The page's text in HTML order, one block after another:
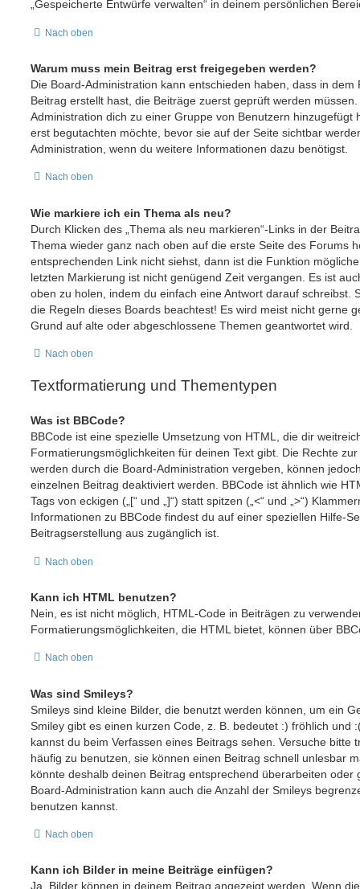
„Gespeicherte Entwürfe verwalten“ in deinem persönlichen
Nach oben
Warum muss mein Beitrag erst freigegeben werden?
Die Board-Administration kann entschieden haben, dass in
Beitrag erstellt hast, die Beiträge zuerst geprüft werden
Administration dich zu einer Gruppe von Benutzern hinzugefügt
erst begutachten möchte, bevor sie auf der Seite sichtbar
Administration, wenn du weitere Informationen dazu benötigst.
Nach oben
Wie markiere ich ein Thema als neu?
Durch Klicken des „Thema als neu markieren“-Links in der
Thema wieder ganz nach oben auf die erste Seite des Forums
entsprechenden Link nicht siehst, dann ist die Funktion
letzten Markierung ist nicht genügend Zeit vergangen. Es ist
oben zu holen, indem du einfach eine Antwort darauf schreibst.
die Regeln dieses Boards beachtest! Es wird meist nicht gerne
Grund auf alte oder abgeschlossene Themen geantwortet wird.
Nach oben
Textformatierung und Thementypen
Was ist BBCode?
BBCode ist eine spezielle Umsetzung von HTML, die dir
Formatierungsmöglichkeiten für deinen Text gibt. Die Rechte
werden durch die Board-Administration vergeben, können
einzelnen Beitrag deaktiviert werden. BBCode ist ähnlich wie
Tags von eckigen („[“ und „]“) statt spitzen („<“ und „>“)
Informationen zu BBCode findest du auf einer speziellen Hilfe-
Beitragserstellung aus zugänglich ist.
Nach oben
Kann ich HTML benutzen?
Nein, es ist nicht möglich, HTML-Code in Beiträgen zu
Formatierungsmöglichkeiten, die HTML bietet, können über
Nach oben
Was sind Smileys?
Smileys sind kleine Bilder, die benutzt werden können, um ein
Smiley gibt es einen kurzen Code, z. B. bedeutet :) fröhlich und
kannst du beim Verfassen eines Beitrags sehen. Versuche bitte
häufig zu benutzen, sie können einen Beitrag schnell unlesbar
könnte deshalb deinen Beitrag entsprechend überarbeiten oder
Board-Administration kann auch die Anzahl der Smileys
benutzen kannst.
Nach oben
Kann ich Bilder in meine Beiträge einfügen?
Ja, Bilder können in deinem Beitrag angezeigt werden. Wenn